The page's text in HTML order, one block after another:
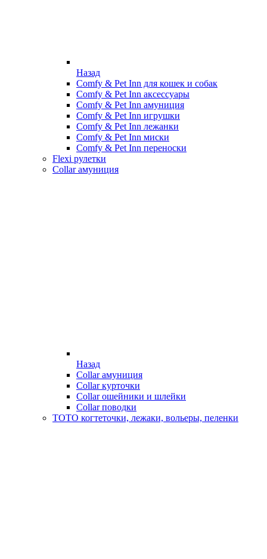
Назад
Comfy & Pet Inn для кошек и собак
Comfy & Pet Inn аксессуары
Comfy & Pet Inn амуниция
Comfy & Pet Inn игрушки
Comfy & Pet Inn лежанки
Comfy & Pet Inn миски
Comfy & Pet Inn переноски
Flexi рулетки
Collar амуниция
Назад
Collar амуниция
Collar курточки
Collar ошейники и шлейки
Collar поводки
ТОТО когтеточки, лежаки, вольеры, пеленки